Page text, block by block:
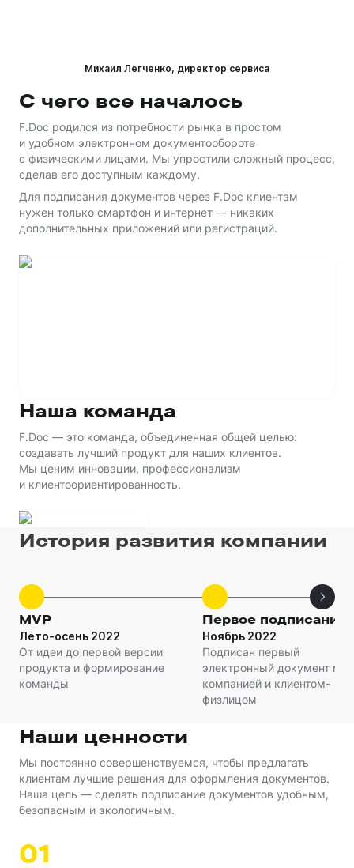
Михаил Легченко, директор сервиса
С чего все началось
F.Doc родился из потребности рынка в простом
и удобном электронном документообороте
с физическими лицами. Мы упростили сложный процесс,
сделав его доступным каждому.
Для подписания документов через F.Doc клиентам
нужен только смартфон и интернет — никаких
дополнительных приложений или регистраций.
Наша команда
F.Doc — это команда, объединенная общей целью:
создавать лучший продукт для наших клиентов.
Мы ценим инновации, профессионализм
и клиентоориентированность.
История развития компании
MVP
Лето-осень 2022
От идеи до первой версии
продукта и формирование
команды
Первое подписание
Ноябрь 2022
Подписан первый
электронный документ
компанией и клиентом-
физлицом
Наши ценности
Мы постоянно совершенствуемся, чтобы предлагать
клиентам лучшие решения для оформления документов.
Наша цель — сделать подписание документов удобным,
безопасным и экологичным.
01